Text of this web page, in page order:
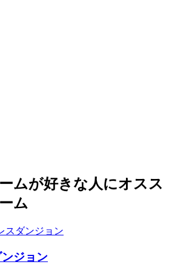
ムが好きな人にオスス
ム
ジョン